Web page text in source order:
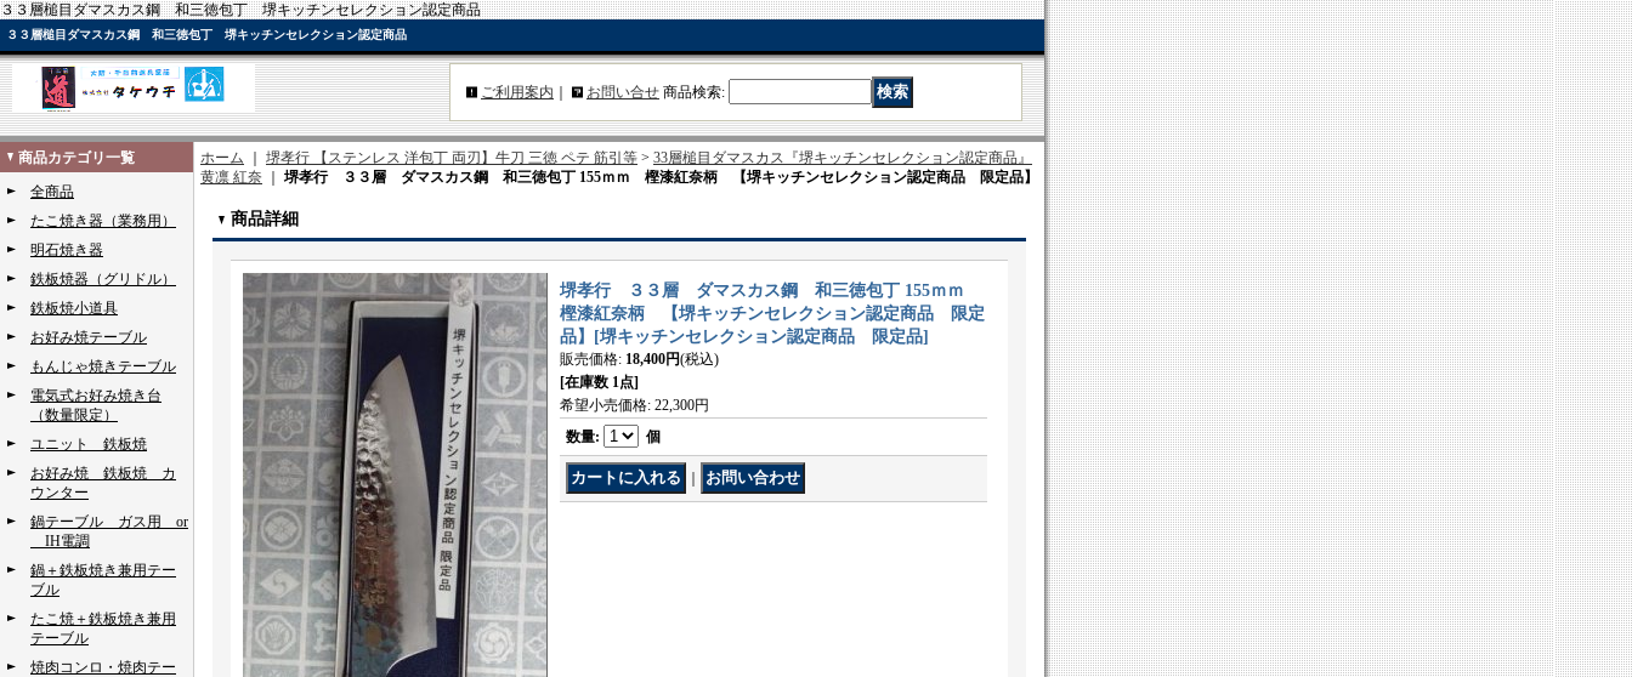
３３層槌目ダマスカス鋼 和三徳包丁 堺キッチンセレクション認定商品
３３層槌目ダマスカス鋼 和三徳包丁 堺キッチンセレクション認定商品
ご利用案内 お問い合せ 商品検索:
商品カテゴリ一覧
全商品
たこ焼き器（業務用）
明石焼き器
鉄板焼器（グリドル）
鉄板焼小道具
お好み焼テーブル
もんじゃ焼きテーブル
電気式お好み焼き台
（数量限定）
ユニット 鉄板焼
お好み焼 鉄板焼 カ
ウンター
鍋テーブル ガス用 or
IH電調
鍋＋鉄板焼き兼用テー
ブル
たこ焼＋鉄板焼き兼用
テーブル
焼肉コンロ・焼肉テー
ホーム 堺孝行 【ステンレス 洋包丁 両刃】牛刀 三徳 ペテ 筋引等 > 33層槌目ダマスカス『堺キッチンセレクション認定商品』
黄凛 紅奈
堺孝行 ３３層 ダマスカス鋼 和三徳包丁 155ｍｍ 樫漆紅奈柄 【堺キッチンセレクション認定商品 限定品】
商品詳細
堺孝行 ３３層 ダマスカス鋼 和三徳包丁 155ｍｍ
樫漆紅奈柄 【堺キッチンセレクション認定商品 限定
品】
[堺キッチンセレクション認定商品 限定品]
販売価格: 18,400円(税込)
[在庫数 1点]
希望小売価格: 22,300円
数量: 個